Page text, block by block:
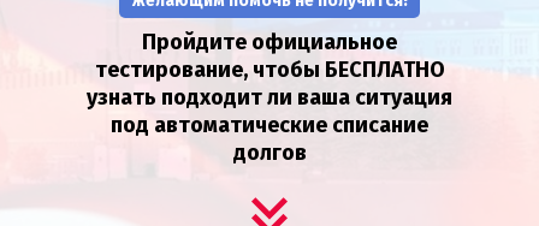
Пройдите официальное
тестирование, чтобы БЕСПЛАТНО
узнать подходит ли ваша ситуация
под автоматические списание
долгов